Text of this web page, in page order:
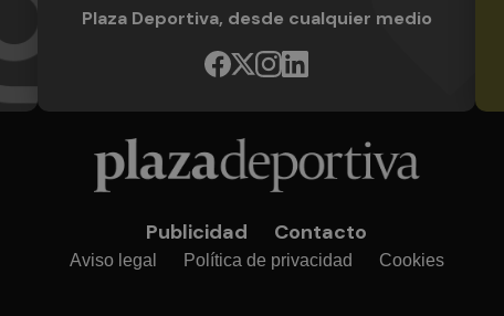
Plaza Deportiva, desde cualquier medio
Publicidad Contacto
Aviso legal Política de privacidad Cookies